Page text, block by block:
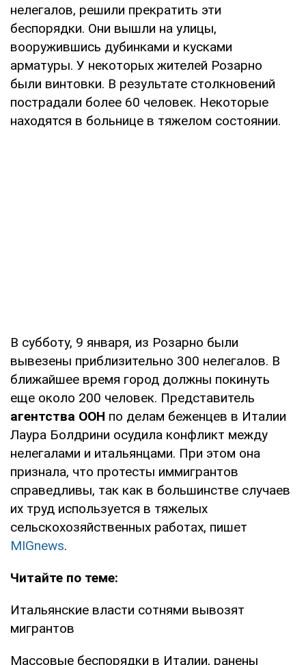
нелегалов, решили прекратить эти
беспорядки. Они вышли на улицы,
вооружившись дубинками и кусками
арматуры. У некоторых жителей Розарно
были винтовки. В результате столкновений
пострадали более 60 человек. Некоторые
находятся в больнице в тяжелом состоянии.
В субботу, 9 января, из Розарно были
вывезены приблизительно 300 нелегалов. В
ближайшее время город должны покинуть
еще около 200 человек. Представитель
агентства ООН по делам беженцев в Италии
Лаура Болдрини осудила конфликт между
нелегалами и итальянцами. При этом она
признала, что протесты иммигрантов
справедливы, так как в большинстве случаев
их труд используется в тяжелых
сельскохозяйственных работах, пишет
MIGnews.
Читайте по теме:
Итальянские власти сотнями вывозят
мигрантов
Массовые беспорядки в Италии, ранены